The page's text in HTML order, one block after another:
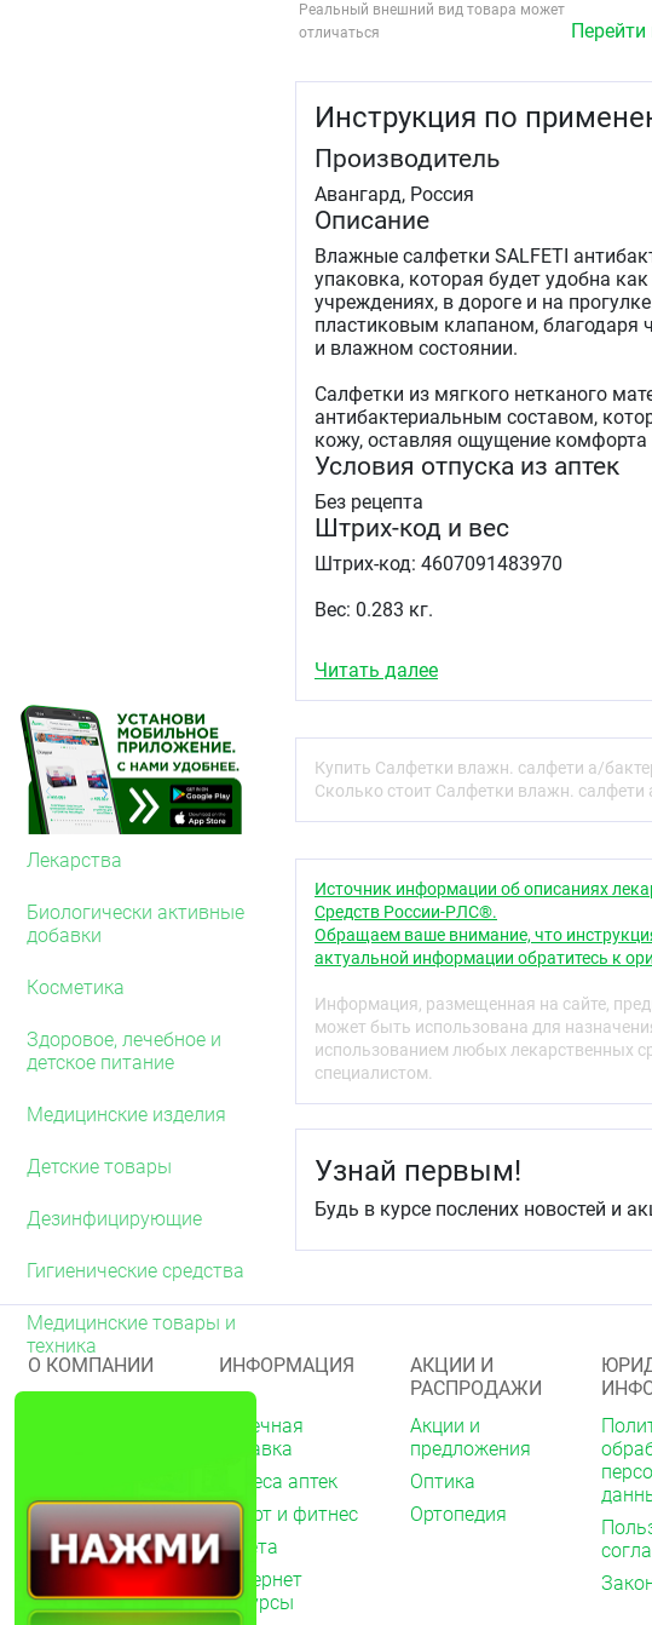
Лекарства
Биологически активные
добавки
Косметика
Здоровое, лечебное и
детское питание
Медицинские изделия
Детские товары
Дезинфицирующие
Гигиенические средства
Медицинские товары и
техника
Реальный внешний вид товара может
отличаться
Перейти
Инструкция по
Производитель
Авангард, Россия
Описание
Влажные салфетки SALFETI
упаковка, которая будет удобна
учреждениях, в дороге и на
пластиковым клапаном, благодаря
и влажном состоянии.
Салфетки из мягкого нетканого
антибактериальным составом,
кожу, оставляя ощущение комфорта
Условия отпуска из аптек
Без рецепта
Штрих-код и вес
Штрих-код: 4607091483970
Вес: 0.283 кг.
Читать далее
Купить Салфетки влажн. салфети а/
Сколько стоит Салфетки влажн.
Источник информации об описаниях
Средств России-РЛС®.
Обращаем ваше внимание, что
актуальной информации обратитесь к
Информация, размещенная на сайте,
может быть использована для
использованием любых лекарственных
специалистом.
Узнай первым!
Будь в курсе послених новостей и
О КОМПАНИИ
Новости
Вакансии
Контакты
ИНФОРМАЦИЯ
Аптечная
справка
Адреса аптек
Спорт и фитнес
Газета
Интернет
ресурсы
АКЦИИ И
РАСПРОДАЖИ
Акции и
предложения
Оптика
Ортопедия